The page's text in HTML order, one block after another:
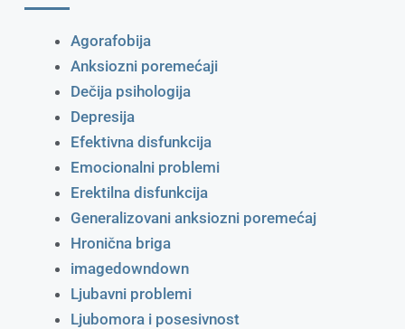
Agorafobija
Anksiozni poremećaji
Dečija psihologija
Depresija
Efektivna disfunkcija
Emocionalni problemi
Erektilna disfunkcija
Generalizovani anksiozni poremećaj
Hronična briga
imagedowndown
Ljubavni problemi
Ljubomora i posesivnost